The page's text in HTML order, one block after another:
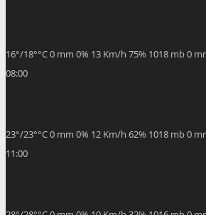
16°/18°°C0 mm 0% 13 Km/h 75% 1018 mb0
08:00
23°/23°°C0 mm 0% 12 Km/h 62% 1018 mb0
11:00